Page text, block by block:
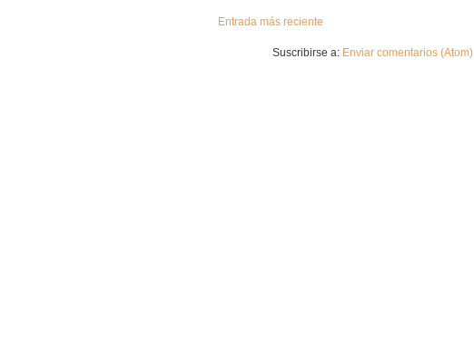
Entrada más reciente
Suscribirse a: Enviar comentarios (Atom)